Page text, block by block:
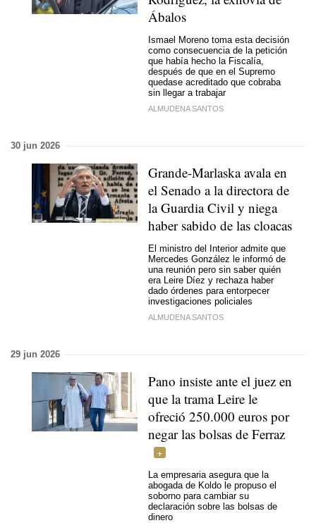
Ábalos
Ismael Moreno toma esta decisión
como consecuencia de la petición
que había hecho la Fiscalía,
después de que en el Supremo
quedase acreditado que cobraba
sin llegar a trabajar
ALMUDENA SANTOS
30 jun 2026
Grande-Marlaska avala en
el Senado a la directora de
la Guardia Civil y niega
haber sabido de las cloacas
El ministro del Interior admite que
Mercedes González le informó de
una reunión pero sin saber quién
era Leire Díez y rechaza haber
dado órdenes para entorpecer
investigaciones policiales
ALMUDENA SANTOS
29 jun 2026
Pano insiste ante el juez en
que la trama Leire le
ofreció 250.000 euros por
negar las bolsas de Ferraz
La empresaria asegura que la
abogada de Koldo le propuso el
soborno para cambiar su
declaración sobre las bolsas de
dinero